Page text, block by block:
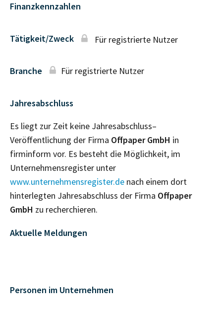
Finanzkennzahlen
Tätigkeit/Zweck Für registrierte Nutzer
Branche Für registrierte Nutzer
Jahresabschluss
Es liegt zur Zeit keine Jahresabschluss–
Veröffentlichung der Firma Offpaper GmbH in
firminform vor. Es besteht die Möglichkeit, im
Unternehmensregister unter
www.unternehmensregister.de nach einem dort
hinterlegten Jahresabschluss der Firma Offpaper
GmbH zu recherchieren.
Aktuelle Meldungen
Personen im Unternehmen